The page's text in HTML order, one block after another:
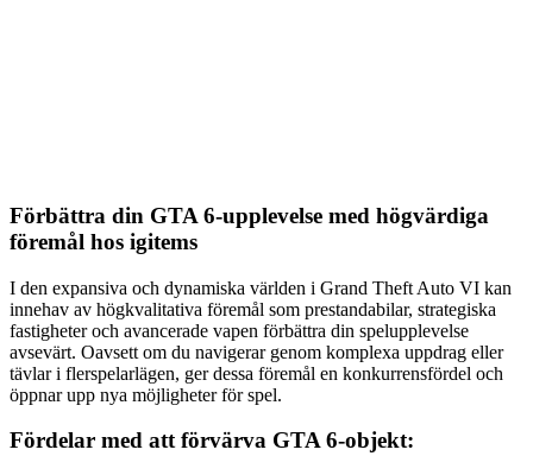
Förbättra din GTA 6-upplevelse med högvärdiga
föremål hos igitems
I den expansiva och dynamiska världen i Grand Theft Auto VI kan
innehav av högkvalitativa föremål som prestandabilar, strategiska
fastigheter och avancerade vapen förbättra din spelupplevelse
avsevärt. Oavsett om du navigerar genom komplexa uppdrag eller
tävlar i flerspelarlägen, ger dessa föremål en konkurrensfördel och
öppnar upp nya möjligheter för spel.
Fördelar med att förvärva GTA 6-objekt: